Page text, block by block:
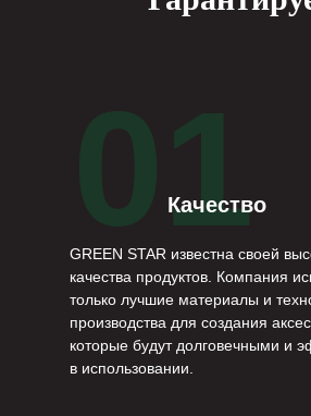
01
Качество
GREEN STAR известна своей
качества продуктов. Компания
только лучшие материалы и
производства для создания
которые будут долговечными и
в использовании.